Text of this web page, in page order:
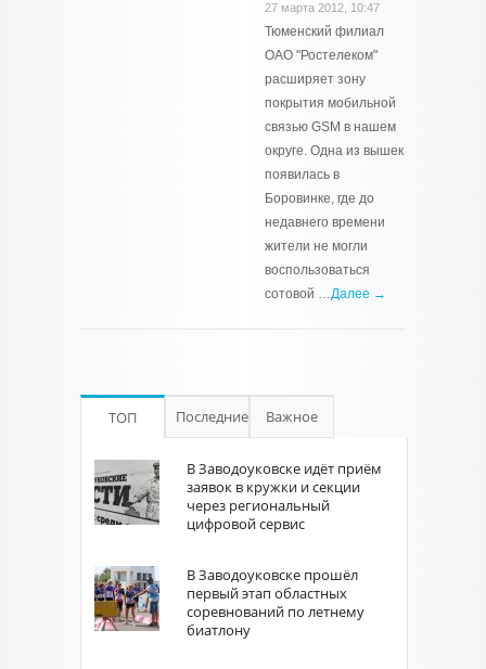
27 марта 2012, 10:47
Тюменский филиал
ОАО "Ростелеком"
расширяет зону
покрытия мобильной
связью GSM в нашем
округе. Одна из вышек
появилась в
Боровинке, где до
недавнего времени
жители не могли
воспользоваться
сотовой …Далее →
ТОП Последние Важное
В Заводоуковске идёт приём
заявок в кружки и секции
через региональный
цифровой сервис
В Заводоуковске прошёл
первый этап областных
соревнований по летнему
биатлону